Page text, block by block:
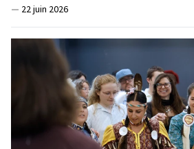
— 22 juin 2026